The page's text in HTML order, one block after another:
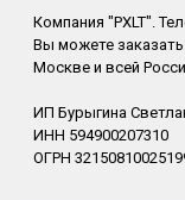
Компания "PXLT".
Вы можете заказать
Москве и всей
ИП Бурыгина
ИНН 594900207310
ОГРН